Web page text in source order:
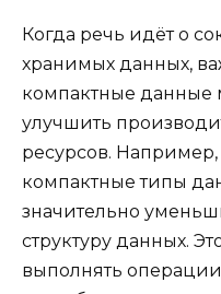
Когда речь идёт о
хранимых данных,
компактные данные
улучшить
ресурсов. Например,
компактные типы
значительно
структуру данных.
выполнять